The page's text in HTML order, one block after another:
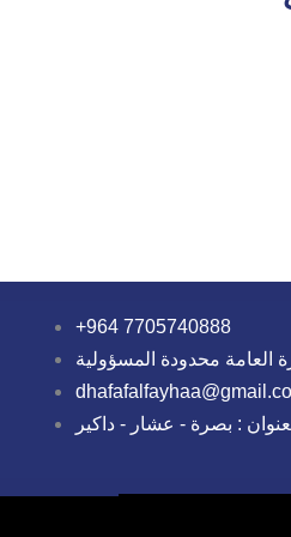
+964 7705740888
العامة محدودة المسؤولية
: بصرة - عشار - داكير